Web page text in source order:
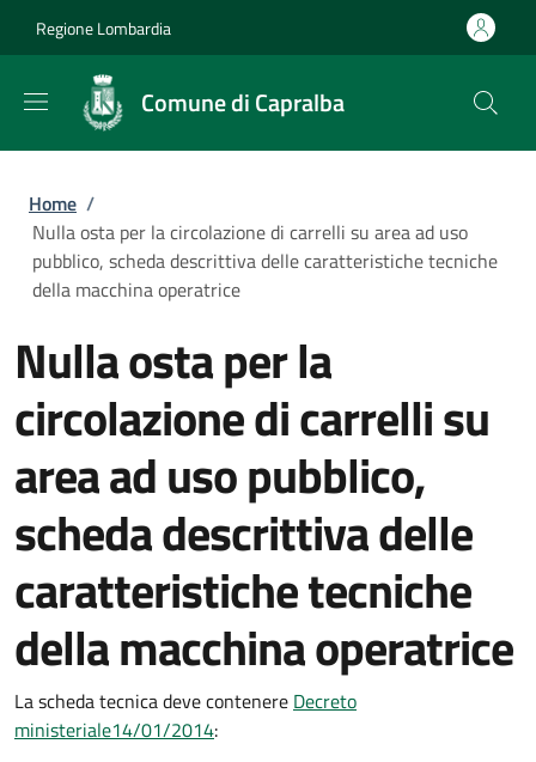
Regione Lombardia
Comune di Capralba
Briciole di pane
Home /
Nulla osta per la circolazione di carrelli su area ad uso
pubblico, scheda descrittiva delle caratteristiche tecniche
della macchina operatrice
Nulla osta per la
circolazione di carrelli su
area ad uso pubblico,
scheda descrittiva delle
caratteristiche tecniche
della macchina operatrice
La scheda tecnica deve contenere Decreto
ministeriale14/01/2014: